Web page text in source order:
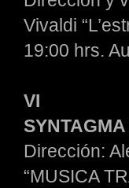
Vivaldi
19:00 hrs.
VI
Dirección:
“MUSICA